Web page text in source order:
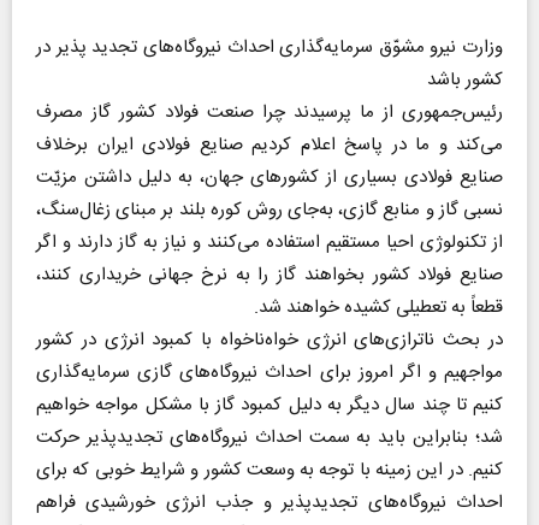
وزارت نیرو مشوّق سرمایه‌گذاری احداث نیروگاه‌های تجدید پذیر در
کشور باشد
رئیس‌جمهوری از ما پرسیدند چرا صنعت فولاد کشور گاز مصرف
می‌کند و ما در پاسخ اعلام کردیم صنایع فولادی ایران برخلاف
صنایع فولادی بسیاری از کشورهای جهان، به دلیل داشتن مزیّت
نسبی گاز و منابع گازی، به‌جای روش کوره بلند بر مبنای زغال‌سنگ،
از تکنولوژی احیا مستقیم استفاده می‌کنند و نیاز به گاز دارند و اگر
صنایع فولاد کشور بخواهند گاز را به نرخ جهانی خریداری کنند،
قطعاً به تعطیلی کشیده خواهند شد.
در بحث ناترازی‌های انرژی خواه‌ناخواه با کمبود انرژی در کشور
مواجهیم و اگر امروز برای احداث نیروگاه‌های گازی سرمایه‌گذاری
کنیم تا چند سال دیگر به دلیل کمبود گاز با مشکل مواجه خواهیم
شد؛ بنابراین باید به سمت احداث نیروگاه‌های تجدیدپذیر حرکت
کنیم. در این زمینه با توجه به وسعت کشور و شرایط خوبی که برای
احداث نیروگاه‌های تجدیدپذیر و جذب انرژی خورشیدی فراهم